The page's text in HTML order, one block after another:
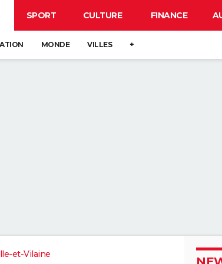
SPORT CULTURE FINANCE
MONDE VILLES +
et-Vilaine